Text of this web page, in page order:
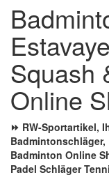
Squash
Online
⏩ RW-Sportartikel,
Badminton Online
Padel Schläger